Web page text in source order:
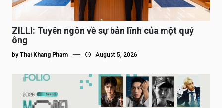
ZILLI: Tuyên ngôn về sự bản lĩnh của một quý
ông
by Thai Khang Pham August 5, 2026